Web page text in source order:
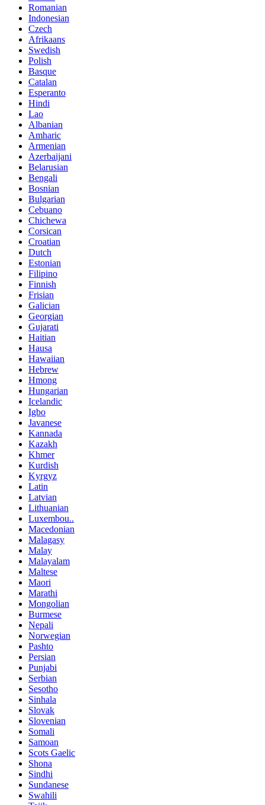
Romanian
Indonesian
Czech
Afrikaans
Swedish
Polish
Basque
Catalan
Esperanto
Hindi
Lao
Albanian
Amharic
Armenian
Azerbaijani
Belarusian
Bengali
Bosnian
Bulgarian
Cebuano
Chichewa
Corsican
Croatian
Dutch
Estonian
Filipino
Finnish
Frisian
Galician
Georgian
Gujarati
Haitian
Hausa
Hawaiian
Hebrew
Hmong
Hungarian
Icelandic
Igbo
Javanese
Kannada
Kazakh
Khmer
Kurdish
Kyrgyz
Latin
Latvian
Lithuanian
Luxembou..
Macedonian
Malagasy
Malay
Malayalam
Maltese
Maori
Marathi
Mongolian
Burmese
Nepali
Norwegian
Pashto
Persian
Punjabi
Serbian
Sesotho
Sinhala
Slovak
Slovenian
Somali
Samoan
Scots Gaelic
Shona
Sindhi
Sundanese
Swahili